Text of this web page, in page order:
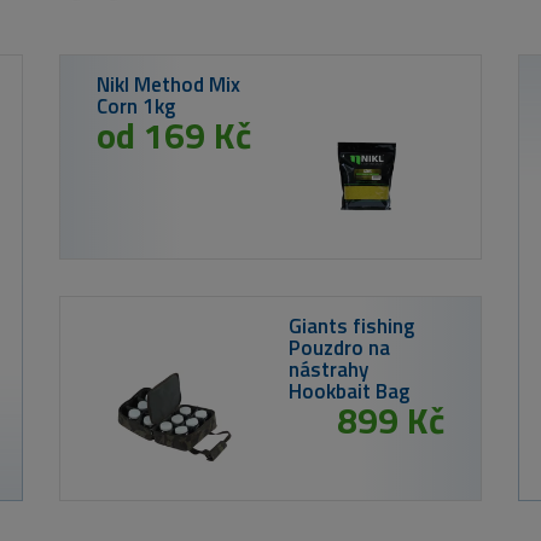
Prut Westin W3 Finesse T&C 2nd 2,13cm
5-15g VÝPRODEJ